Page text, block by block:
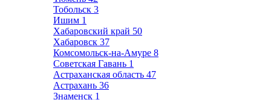
Тобольск 3
Ишим 1
Хабаровский край 50
Хабаровск 37
Комсомольск-на-Амуре 8
Советская Гавань 1
Астраханская область 47
Астрахань 36
Знаменск 1